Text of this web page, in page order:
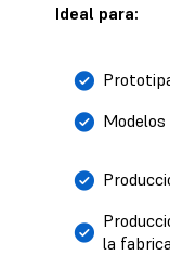
Ideal para:
la